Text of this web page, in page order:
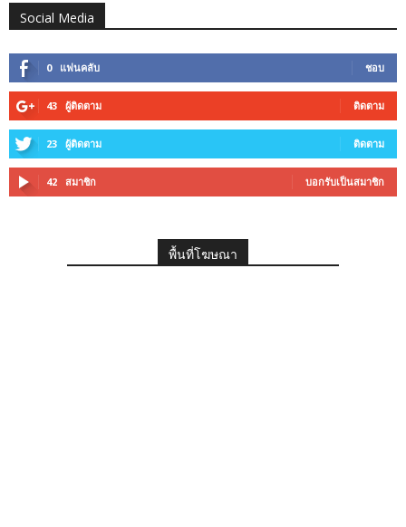
Social Media
0 แฟนคลับ ชอบ
43 ผู้ติดตาม ติดตาม
23 ผู้ติดตาม ติดตาม
42 สมาชิก บอกรับเป็นสมาชิก
พื้นที่โฆษณา